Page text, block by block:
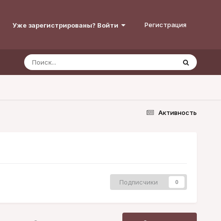
Уже зарегистрированы? Войти Регистрация
Активность
Подписчики 0